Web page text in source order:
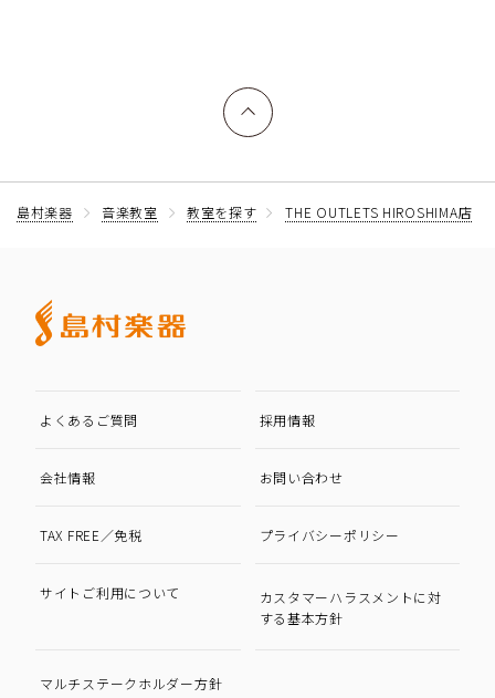
上へ戻る
島村楽器 音楽教室 教室を探す THE OUTLETS HIROSHIMA店
よくあるご質問 採用情報
会社情報 お問い合わせ
TAX FREE／免税 プライバシーポリシー
サイトご利用について
カスタマーハラスメントに対
する基本方針
マルチステークホルダー方針